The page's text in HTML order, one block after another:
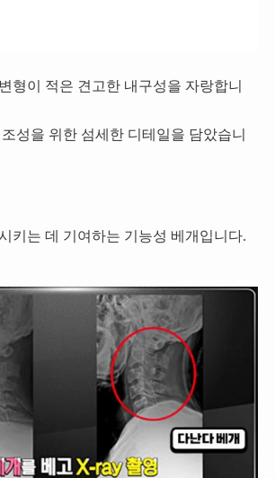
형이 적은 견고한 내구성을 자랑합니
성을 위한 섬세한 디테일을 담았습니
키는 데 기여하는 기능성 베개입니다.